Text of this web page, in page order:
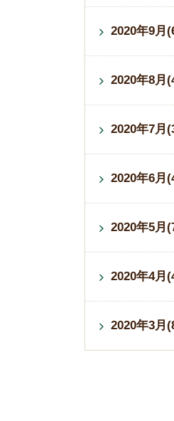
2020年9月
2020年8月
2020年7月
2020年6月
2020年5月
2020年4月
2020年3月